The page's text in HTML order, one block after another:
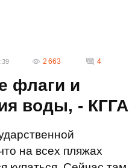
2 663 4
флаги и
воды, - КГГА
на всех пляжах